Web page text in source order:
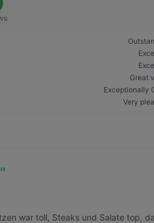
Great
Exceptionally
Very
"
war toll, Steaks und Salate top,